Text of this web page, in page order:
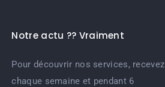
Notre actu ?? Vraiment
Pour découvrir nos services, recevez
chaque semaine et pendant 6